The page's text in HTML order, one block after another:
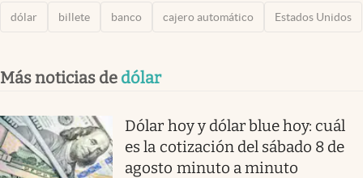
dólar billete banco cajero automático Estados Unidos
Más noticias de dólar
Dólar hoy y dólar blue hoy: cuál
es la cotización del sábado 8 de
agosto minuto a minuto